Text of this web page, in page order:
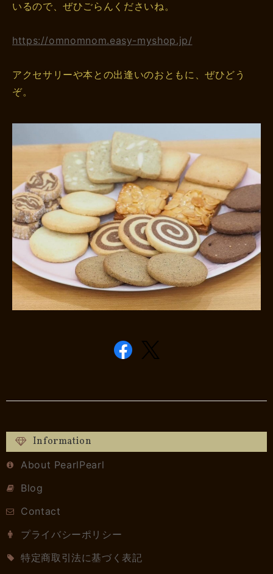
いるので、ぜひごらんくださいね。
https://omnomnom.easy-myshop.jp/
アクセサリーや本との出逢いのおともに、ぜひどう
ぞ。
Information
About PearlPearl
Blog
Contact
プライバシーポリシー
特定商取引法に基づく表記